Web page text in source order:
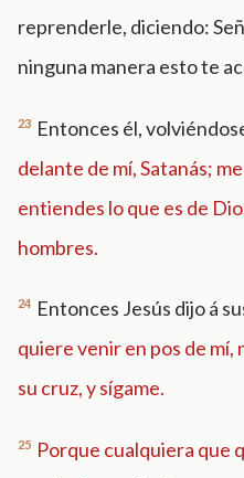
reprenderle, diciendo:
ninguna manera esto te
23 Entonces él,
delante de mí, Satanás;
entiendes lo que es de
hombres.
24 Entonces Jesús dijo á
quiere venir en pos de mí,
su cruz, y sígame.
25 Porque cualquiera que